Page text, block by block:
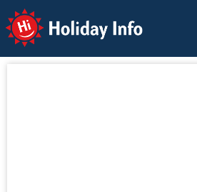
Holiday Info